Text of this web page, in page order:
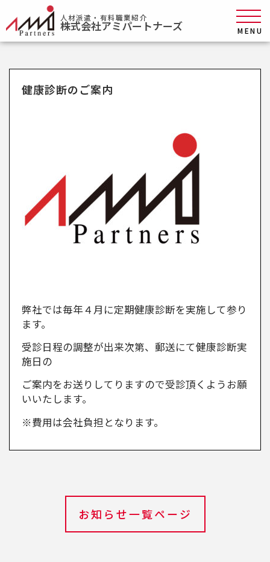
人材派遣・有料職業紹介
株式会社アミパートナーズ MENU
健康診断のご案内
弊社では毎年４月に定期健康診断を実施して参り
ます。
受診日程の調整が出来次第、郵送にて健康診断実
施日の
ご案内をお送りしてりますので受診頂くようお願
いいたします。
※費用は会社負担となります。
お知らせ一覧ページ